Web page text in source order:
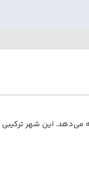
می‌دهد. این شهر